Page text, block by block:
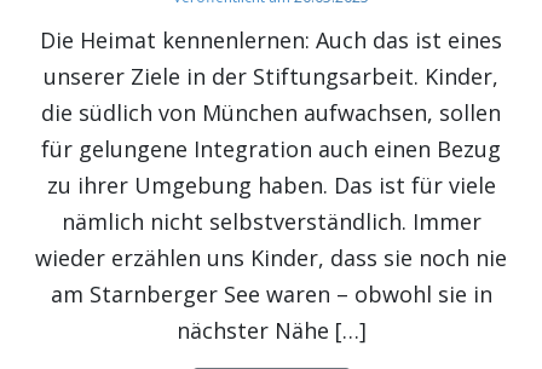
Die Heimat kennenlernen: Auch das ist eines
unserer Ziele in der Stiftungsarbeit. Kinder,
die südlich von München aufwachsen, sollen
für gelungene Integration auch einen Bezug
zu ihrer Umgebung haben. Das ist für viele
nämlich nicht selbstverständlich. Immer
wieder erzählen uns Kinder, dass sie noch nie
am Starnberger See waren – obwohl sie in
nächster Nähe […]